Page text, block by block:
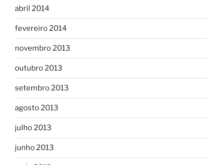
abril 2014
fevereiro 2014
novembro 2013
outubro 2013
setembro 2013
agosto 2013
julho 2013
junho 2013